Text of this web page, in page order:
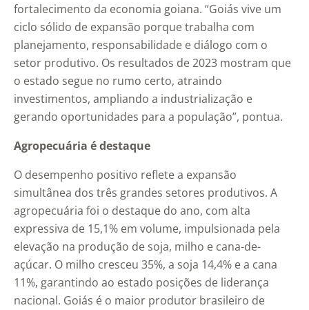
fortalecimento da economia goiana. “Goiás vive um
ciclo sólido de expansão porque trabalha com
planejamento, responsabilidade e diálogo com o
setor produtivo. Os resultados de 2023 mostram que
o estado segue no rumo certo, atraindo
investimentos, ampliando a industrialização e
gerando oportunidades para a população”, pontua.
Agropecuária é destaque
O desempenho positivo reflete a expansão
simultânea dos três grandes setores produtivos. A
agropecuária foi o destaque do ano, com alta
expressiva de 15,1% em volume, impulsionada pela
elevação na produção de soja, milho e cana-de-
açúcar. O milho cresceu 35%, a soja 14,4% e a cana
11%, garantindo ao estado posições de liderança
nacional. Goiás é o maior produtor brasileiro de